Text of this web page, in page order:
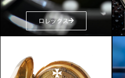
ロレックス